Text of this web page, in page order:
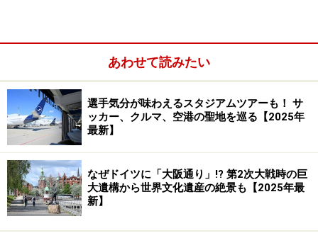
ドイツのスーパーマーケットには、職場の同僚や友人知
人などへのばらまき系のお菓子はもちろん、ドイツなら
ではの食品や日本で人気のエコ雑貨などお土産にぴった
りのアイテムがたくさん。欧州最大のビオ（オーガニッ
ク）市場であるドイツでは、ビオ専門店だけでなく普通
のスーパーでもビオのPB（プライベートブランド）商品
を展開しているので気軽に購入できるのも魅力です。ド
あわせて読みたい
選手気分が味わえるスタジアムツアーも！ サ
ッカー、クルマ、空港の聖地を巡る【2025年
最新】
なぜドイツに「大阪通り」!? 第2次大戦時の巨
大遺構から世界文化遺産の絶景も【2025年最
新】